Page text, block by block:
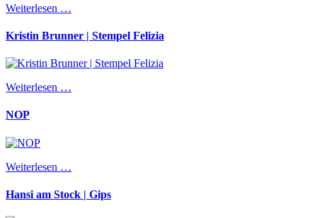
Weiterlesen …
Kristin Brunner | Stempel Felizia
Weiterlesen …
NOP
Weiterlesen …
Hansi am Stock | Gips